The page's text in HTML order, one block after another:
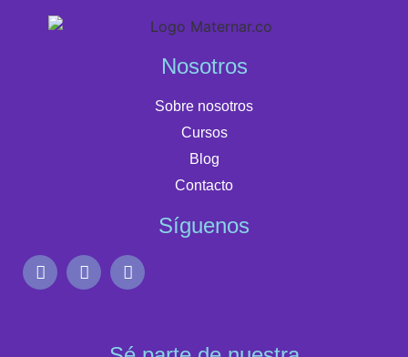
Nosotros
Sobre nosotros
Cursos
Blog
Contacto
Síguenos